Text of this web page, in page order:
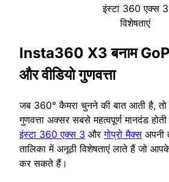
इंस्टा 360 एक्स 3
विशेषताएं
Insta360 X3 बनाम
और वीडियो गुणवत्ता
जब 360° कैमरा चुनने की बात आती है, तो
गुणवत्ता अक्सर सबसे महत्वपूर्ण मानदंड
इंस्टा 360 एक्स 3 औरगोप्रो मैक्स अपनी
तालिका में अनूठी विशेषताएं लाते हैं जो आपके
कर सकते हैं।